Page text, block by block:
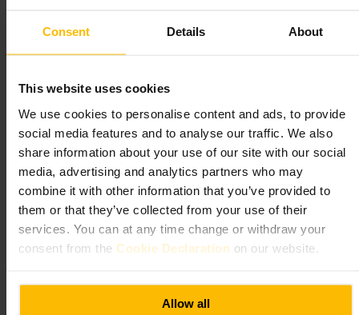
Consent Details About
This website uses cookies
We use cookies to personalise content and ads, to provide
social media features and to analyse our traffic. We also
share information about your use of our site with our social
media, advertising and analytics partners who may
combine it with other information that you’ve provided to
them or that they’ve collected from your use of their
services. You can at any time change or withdraw your
consent from the Cookie Declaration on our website.
Allow all
Vad du kan förvänta dig
passar att dela. Miljön är livlig under kvällstid, personalen är van vid
större sällskap, och menyn täcker både casual och mer samlade
måltider. Passar för par, vänner, familjer och affärsmiddagar.
Planera ditt besök
Boka bord i förväg om ni är fler eller kommer på kvällstid. Beställ
delningsrätter om ni vill prova flera smaker. Meddela allergier när ni
bokar, då personalen ofta kan anpassa rätter. Klä dig smart casual om
https://baba.restaurant/